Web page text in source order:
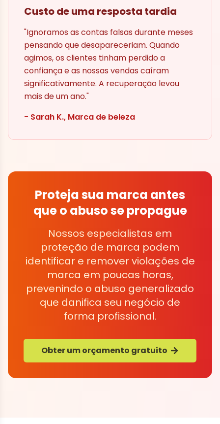
Custo de uma resposta tardia
"Ignoramos as contas falsas durante meses
pensando que desapareceriam. Quando
agimos, os clientes tinham perdido a
confiança e as nossas vendas caíram
significativamente. A recuperação levou
mais de um ano."
- Sarah K., Marca de beleza
Proteja sua marca antes
que o abuso se propague
Nossos especialistas em
proteção de marca podem
identificar e remover violações de
marca em poucas horas,
prevenindo o abuso generalizado
que danifica seu negócio de
forma profissional.
Obter um orçamento gratuito